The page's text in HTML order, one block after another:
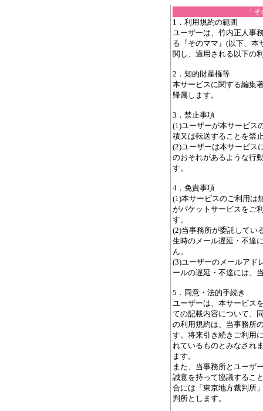
「
1．利用規約の範囲
ユーザーは、竹内正人事
る『そのママ』(以下、本
関し、適用される以下の
2．知的財産権等
本サービスに関する編集
帰属します。
3．禁止事項
(1)ユーザーが本サービス
積又は転送することを禁
(2)ユーザーは本サービス
のおそれがあるような行
す。
4．免責事項
(1)本サービスのご利用は
がパケットサービスをご
す。
(2)当事務所が委託してい
生時のメール遅延・不達
ん。
(3)ユーザーのメールアド
ールの遅延・不達には、
5．同意・法的手続き
ユーザーは、本サービス
ての記載内容について、
の利用規約は、当事務所
す。将来引き続きご利用
れているものとみなされ
ます。
また、当事務所とユーザ
誠意を持って協議するこ
合には「東京地方裁判所
判所とします。